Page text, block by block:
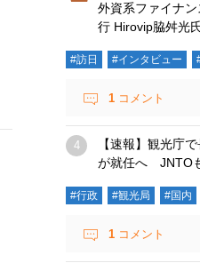
外資系ファイナ
行 Hirovip脇舛光
#訪日 #インタビュー
1 コメント
【速報】観光庁
が就任へ JNTO
#行政 #観光局 #国内
1 コメント